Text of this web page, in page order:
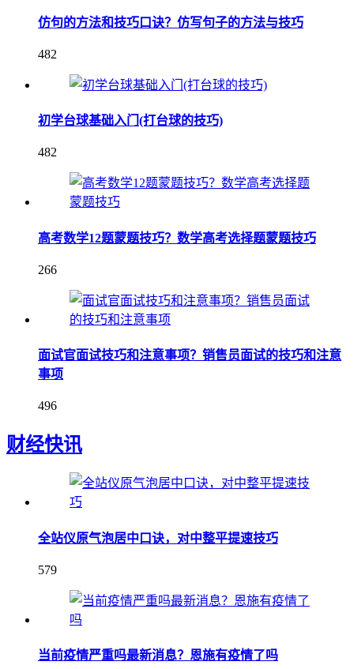
仿句的方法和技巧口诀？仿写句子的方法与技巧
482
初学台球基础入门(打台球的技巧)
482
高考数学12题蒙题技巧？数学高考选择题蒙题技巧
266
面试官面试技巧和注意事项？销售员面试的技巧和注意
事项
496
财经快讯
全站仪原气泡居中口诀，对中整平提速技巧
579
当前疫情严重吗最新消息？恩施有疫情了吗